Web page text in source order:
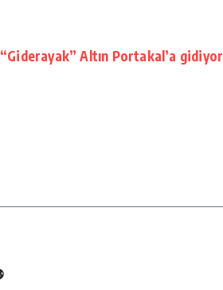
“Giderayak” Altın Portakal’a gidiyor